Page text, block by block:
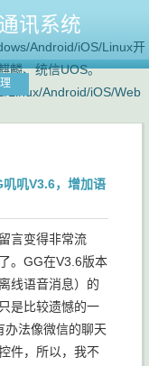
讯系统
Android/iOS/Linux开
麟、统信UOS。
Linux/Android/iOS/Web
叽V3.6，增加语
言变得非常流
。GG在V3.6版本
线语音消息）的
是比较遗憾的一
办法像微信的聊天
件，所以，我不